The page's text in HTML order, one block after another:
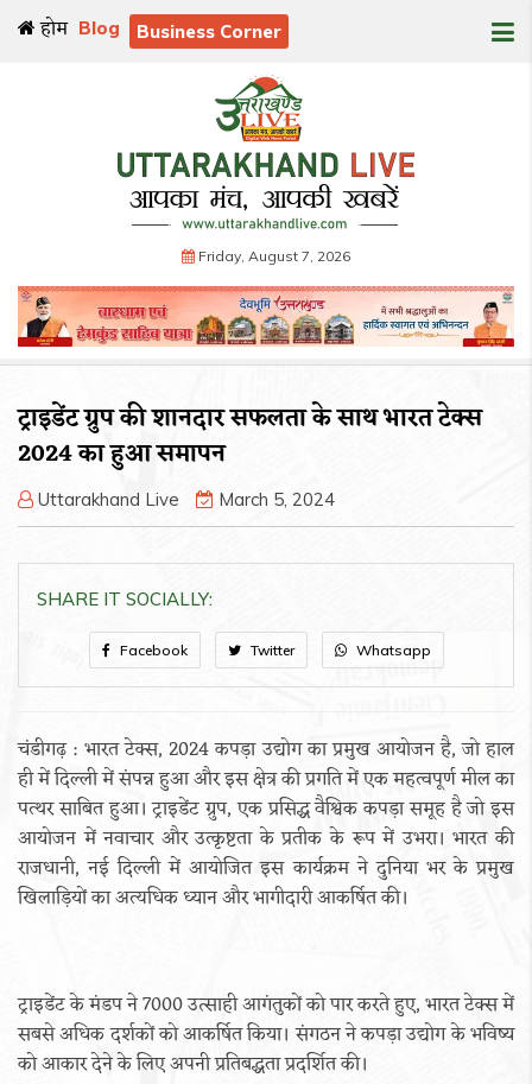
होम Blog Business Corner
Friday, August 7, 2026
ट्राइडेंट ग्रुप की शानदार सफलता के साथ भारत टेक्स
2024 का हुआ समापन
Uttarakhand Live March 5, 2024
SHARE IT SOCIALLY:
Facebook Twitter Whatsapp
चंडीगढ़ : भारत टेक्स, 2024 कपड़ा उद्योग का प्रमुख आयोजन है, जो हाल
ही में दिल्ली में संपन्न हुआ और इस क्षेत्र की प्रगति में एक महत्वपूर्ण मील का
पत्थर साबित हुआ। ट्राइडेंट ग्रुप, एक प्रसिद्ध वैश्विक कपड़ा समूह है जो इस
आयोजन में नवाचार और उत्कृष्टता के प्रतीक के रूप में उभरा। भारत की
राजधानी, नई दिल्ली में आयोजित इस कार्यक्रम ने दुनिया भर के प्रमुख
खिलाड़ियों का अत्यधिक ध्यान और भागीदारी आकर्षित की।
ट्राइडेंट के मंडप ने 7000 उत्साही आगंतुकों को पार करते हुए, भारत टेक्स में
सबसे अधिक दर्शकों को आकर्षित किया। संगठन ने कपड़ा उद्योग के भविष्य
को आकार देने के लिए अपनी प्रतिबद्धता प्रदर्शित की।